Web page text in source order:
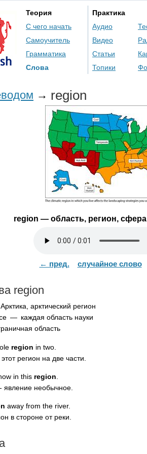
Теория
С чего начать
Самоучитель
Грамматика
Слова
Практика
Аудио
Видео
Статьи
Топики
→ region
region — область, регион,
← пред. случайное слово
region
арктический регион
— каждая область науки
область
region in two
регион на две части.
in this region
явление необычное.
away from the river.
в стороне от реки.